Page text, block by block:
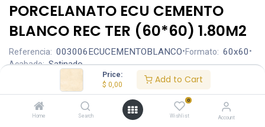
Price:
$ 0,00 Add to Cart
Home Search
0
Wishlist Account
PORCELANATO ECU CEMENTO
BLANCO REC TER (60*60) 1.80M2
Referencia: 003006ECUCEMENTOBLANCO•Formato: 60x60•
Acabado: Satinado
Ambiente